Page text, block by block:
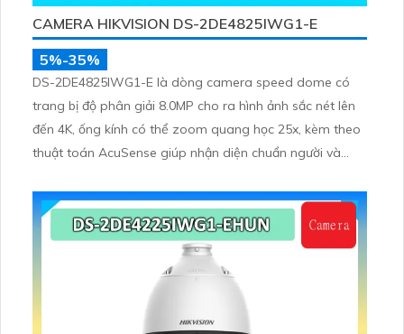
CAMERA HIKVISION DS-2DE4825IWG1-E
5%-35%
DS-2DE4825IWG1-E là dòng camera speed dome có
trang bị độ phân giải 8.0MP cho ra hình ảnh sắc nét lên
đến 4K, ống kính có thể zoom quang học 25x, kèm theo
thuật toán AcuSense giúp nhận diện chuẩn người và
100m